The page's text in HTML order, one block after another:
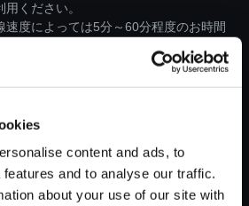
content and ads, to
and to analyse our traffic.
about your use of our site with
ください。
速度によっては5分～60分程度のお時間
ルのダウンロードの際には、通信環境